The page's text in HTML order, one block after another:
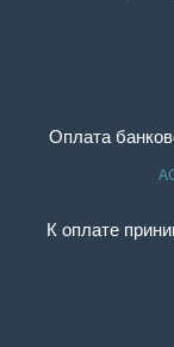
Оплата
К оплате